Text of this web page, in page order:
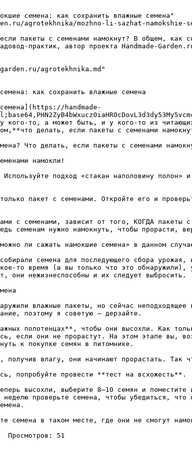
семена: как сохранить влажные семена"
agrotekhnika/mozhno-li-sazhat-namokshie-
пакеты с семенами намокнут? В общем, как
практик, автор проекта Handmade-
как сохранить влажные семена
handmade-
кого-то, а может быть, и у кого-то из
делать, если пакеты с семенами
Что делать, если пакеты с семенами
намокли!
подход «стакан наполовину полон»
пакет с семенами. Откройте его и
с семенами, зависит от того, КОГДА пакеты
семенам нужно намокнуть, чтобы прорасти,
ли сажать намокшие семена» в данном
семена для последующего сбора
то время (а вы только что это обнаружили),
они нежизнеспособны и их следует выбросить.
влажные пакеты, но сейчас
поэтому я советую — дерзайте.
полотенцах**, чтобы они высохли. Как
если они не прорастут. На этом этапе вы,
к покупке семян в питомнике.
получив влагу, они начинают прорастать. Так
попробуйте провести **тест на всхожесть**.
высохли, выберите 8–10 семян и
неделю проверьте семена, чтобы убедиться,
семена в таком месте, где они не смогут
Просмотров: 51